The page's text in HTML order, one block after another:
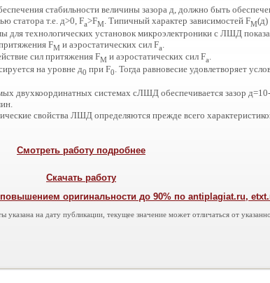
стабильности величины зазора д, должно быть
статора т.е. д>0, Fа>FM. Типичный характер зависимостей FM(д)
для технологических установок микроэлектроники с ЛШД
FM и аэростатических сил Fa
сил притяжения FM и аэростатических сил Fa.
на уровне д0 при F0 . Тогда равновесие удовлетворяет
двухкоординатных системах сЛШД обеспечивается зазор
свойства ЛШД определяются прежде всего характеристикой
Смотреть работу подробнее
Скачать работу
оригинальности до 90% по antiplagiat.ru,
на дату публикации, текущее значение может отличаться от